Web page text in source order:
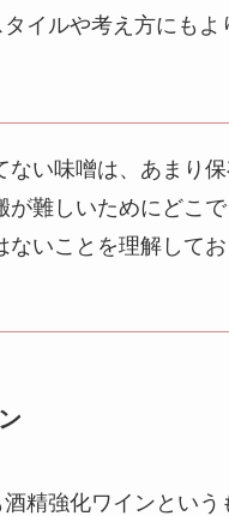
イルや考え方にもよ
ない味噌は、あまり
が難しいためにどこ
ないことを理解してお
精強化ワインという